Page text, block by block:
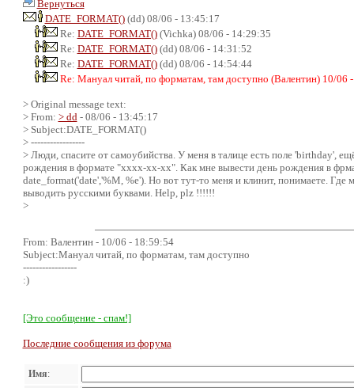
Вернуться
DATE_FORMAT()(dd) 08/06 - 13:45:17
Re: DATE_FORMAT()(Vichka) 08/06 - 14:29:35
Re: DATE_FORMAT()(dd) 08/06 - 14:31:52
Re: DATE_FORMAT()(dd) 08/06 - 14:54:44
Re: Мануал читай, по форматам, там доступно (Валентин) 10/06
> Original message text:
> From: > dd - 08/06 - 13:45:17
> Subject:DATE_FORMAT()
> -----------------
> Люди, спасите от самоубийства. У меня в талице есть поле 'birthday',
рождения в формате "xxxx-xx-xx". Как мне вывести день рождения в
date_format('date','%M, %e'). Но вот тут-то меня и клинит, понимаете. Где
выводить русскими буквами. Help, plz !!!!!!
>
From: Валентин - 10/06 - 18:59:54
Subject:Мануал читай, по форматам, там доступно
-----------------
:)
[Это сообщение - спам!]
Последние сообщения из форума
Имя: